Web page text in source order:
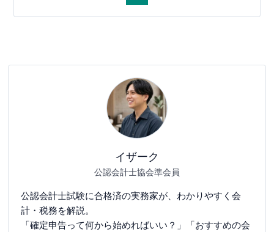
イザーク
公認会計士協会準会員
公認会計士試験に合格済の実務家が、わかりやすく会
計・税務を解説。
「確定申告って何から始めればいい？」「おすすめの会